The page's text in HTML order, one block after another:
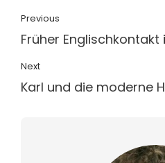
Previous
Früher
Next
Karl und die moderne